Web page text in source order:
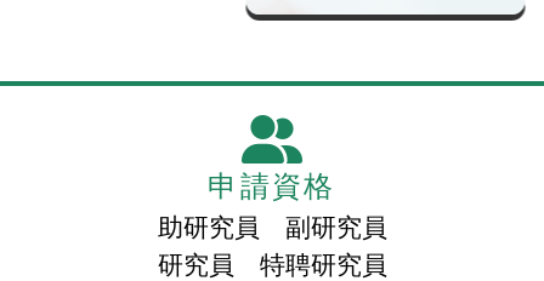
申請資格
助研究員 副研究員
研究員 特聘研究員